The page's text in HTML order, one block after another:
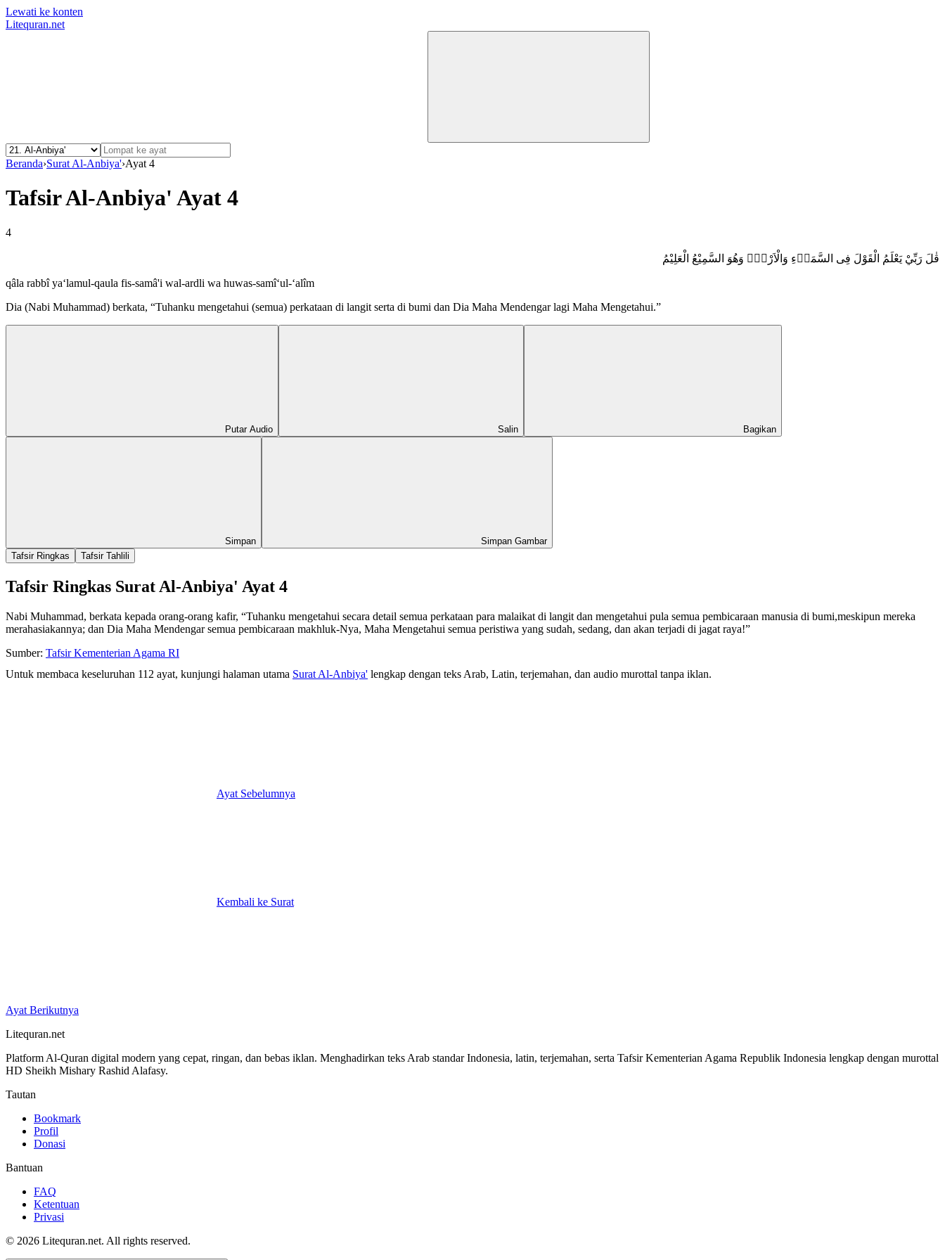
Lewati ke konten
Litequran.net
Beranda›Surat Al-Anbiya'›Ayat 4
Tafsir Al-Anbiya' Ayat 4
4
قٰلَ رَبِّيْ يَعْلَمُ الْقَوْلَ فِى السَّمَاۤءِ وَالْاَرْضِۖ وَهُوَ السَّمِيْعُ الْعَلِيْمُ
qâla rabbî ya‘lamul-qaula fis-samâ'i wal-ardli wa huwas-samî‘ul-‘alîm
Dia (Nabi Muhammad) berkata, “Tuhanku mengetahui (semua) perkataan di langit serta di bumi dan Dia Maha Mendengar lagi Maha Mengetahui.”
Putar Audio Salin Bagikan
Simpan
Simpan Gambar
Tafsir Ringkas
Tafsir Tahlili
Tafsir Ringkas Surat Al-Anbiya' Ayat 4
Nabi Muhammad, berkata kepada orang-orang kafir, “Tuhanku mengetahui secara detail semua perkataan para malaikat di langit dan mengetahui pula semua pembicaraan manusia di bumi,meskipun mereka
merahasiakannya; dan Dia Maha Mendengar semua pembicaraan makhluk-Nya, Maha Mengetahui semua peristiwa yang sudah, sedang, dan akan terjadi di jagat raya!”
Sumber: Tafsir Kementerian Agama RI
Untuk membaca keseluruhan 112 ayat, kunjungi halaman utama Surat Al-Anbiya' lengkap dengan teks Arab, Latin, terjemahan, dan audio murottal tanpa iklan.
Ayat Sebelumnya
Kembali ke Surat
Ayat Berikutnya
Litequran.net
Platform Al-Quran digital modern yang cepat, ringan, dan bebas iklan. Menghadirkan teks Arab standar Indonesia, latin, terjemahan, serta Tafsir Kementerian Agama Republik Indonesia lengkap dengan murottal
HD Sheikh Mishary Rashid Alafasy.
Tautan
Bookmark
Profil
Donasi
Bantuan
FAQ
Ketentuan
Privasi
© 2026 Litequran.net. All rights reserved.